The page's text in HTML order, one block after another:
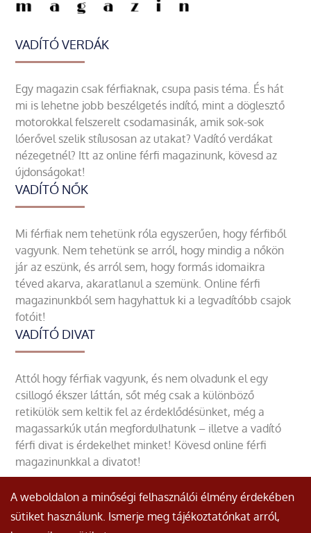
VADÍTÓ VERDÁK
Egy magazin csak férfiaknak, csupa pasis téma. És hát
mi is lehetne jobb beszélgetés indító, mint a döglesztő
motorokkal felszerelt csodamasinák, amik sok-sok
lóerővel szelik stílusosan az utakat? Vadító verdákat
nézegetnél? Itt az online férfi magazinunk, kövesd az
újdonságokat!
VADÍTÓ NŐK
Mi férfiak nem tehetünk róla egyszerűen, hogy férfiből
vagyunk. Nem tehetünk se arról, hogy mindig a nőkön
jár az eszünk, és arról sem, hogy formás idomaikra
téved akarva, akaratlanul a szemünk. Online férfi
magazinunkból sem hagyhattuk ki a legvadítóbb csajok
fotóit!
VADÍTÓ DIVAT
Attól hogy férfiak vagyunk, és nem olvadunk el egy
csillogó ékszer láttán, sőt még csak a különböző
retikülök sem keltik fel az érdeklődésünket, még a
magassarkúk után megfordulhatunk – illetve a vadító
férfi divat is érdekelhet minket! Kövesd online férfi
magazinunkkal a divatot!
A weboldalon a minőségi felhasználói élmény érdekében
sütiket használunk. Ismerje meg tájékoztatónkat arról,